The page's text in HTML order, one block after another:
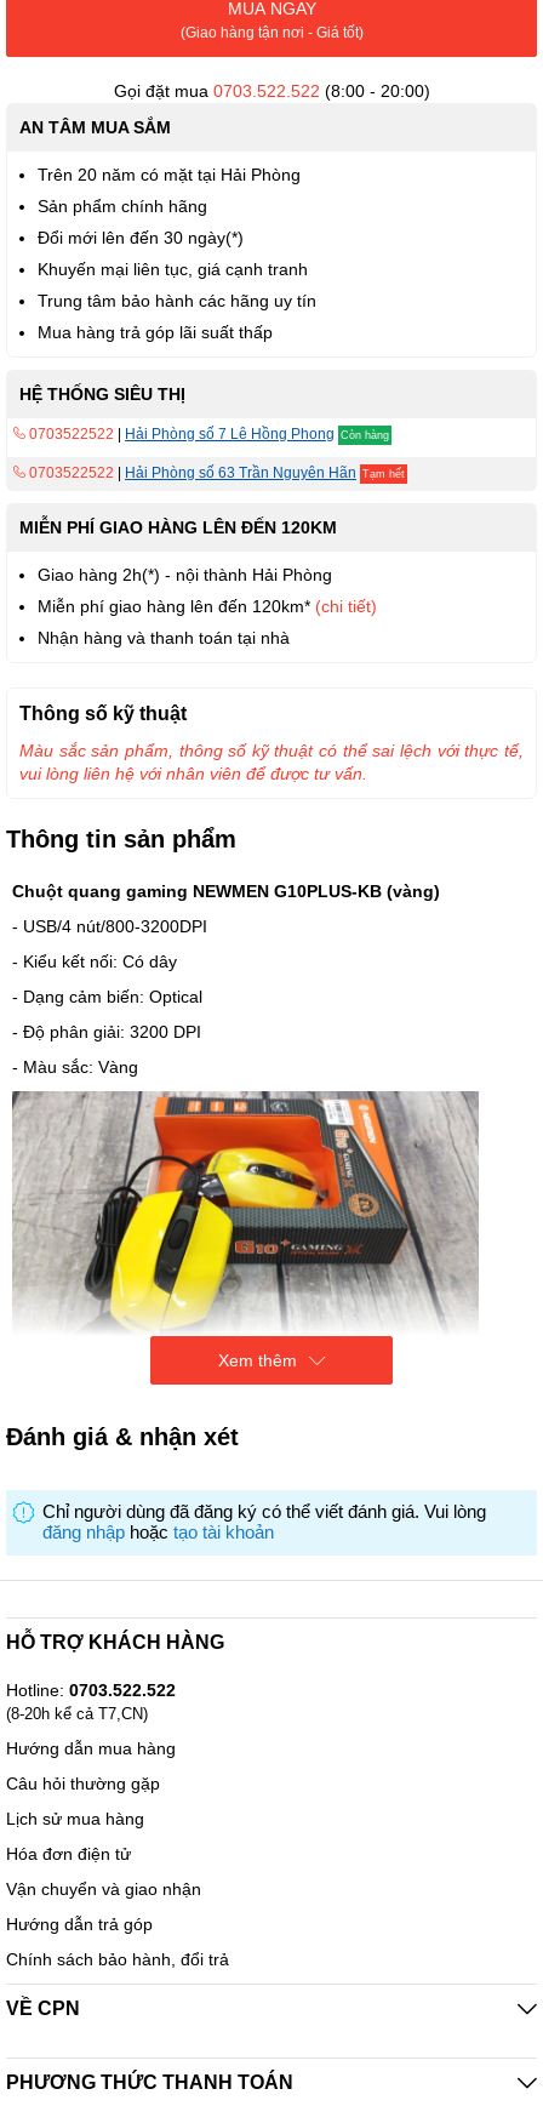
MUA NGAY
(Giao hàng tận nơi - Giá tốt)
Gọi đặt mua 0703.522.522 (8:00 - 20:00)
AN TÂM MUA SẮM
Trên 20 năm có mặt tại Hải Phòng
Sản phẩm chính hãng
Đổi mới lên đến 30 ngày(*)
Khuyến mại liên tục, giá cạnh tranh
Trung tâm bảo hành các hãng uy tín
Mua hàng trả góp lãi suất thấp
HỆ THỐNG SIÊU THỊ
0703522522 Hải Phòng số 7 Lê Hồng Phong Còn hàng
0703522522 Hải Phòng số 63 Trần Nguyên Hãn Tạm hết
MIỄN PHÍ GIAO HÀNG LÊN ĐẾN 120KM
Giao hàng 2h(*) - nội thành Hải Phòng
Miễn phí giao hàng lên đến 120km* (chi tiết)
Nhận hàng và thanh toán tại nhà
Thông tin sản phẩm
Chuột quang gaming NEWMEN G10PLUS-KB (vàng)
- USB/4 nút/800-3200DPI
- Kiểu kết nối: Có dây
- Dạng cảm biến: Optical
- Độ phân giải: 3200 DPI
- Màu sắc: Vàng
Xem thêm
Thông số kỹ thuật
Màu sắc sản phẩm, thông số kỹ thuật có thể sai lệch với thực tế,
vui lòng liên hệ với nhân viên để được tư vấn.
Đánh giá & nhận xét
Chỉ người dùng đã đăng ký có thể viết đánh giá. Vui lòng
đăng nhập hoặc tạo tài khoản
HỖ TRỢ KHÁCH HÀNG
Hotline: 0703.522.522
(8-20h kể cả T7,CN)
Hướng dẫn mua hàng
Câu hỏi thường gặp
Lịch sử mua hàng
Hóa đơn điện tử
Vận chuyển và giao nhận
Hướng dẫn trả góp
Chính sách bảo hành, đổi trả
VỀ CPN
PHƯƠNG THỨC THANH TOÁN